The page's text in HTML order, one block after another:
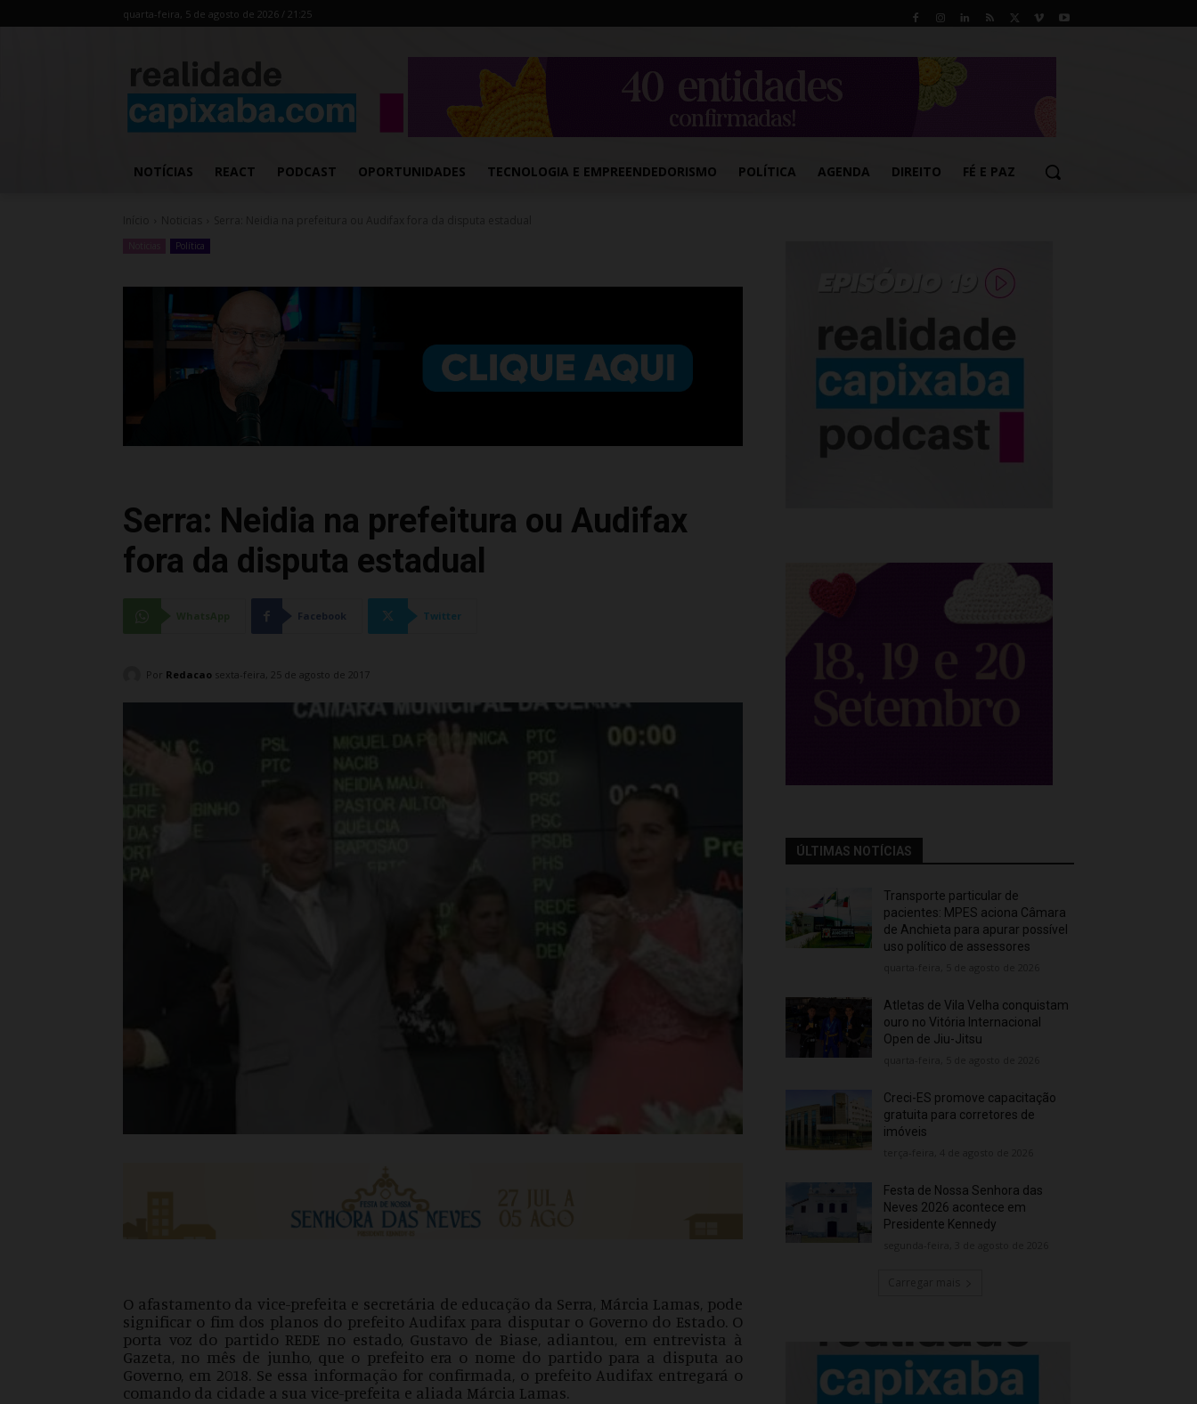
quarta-feira, 5 de agosto de 2026 / 21:25
NOTÍCIAS REACT PODCAST OPORTUNIDADES TECNOLOGIA E EMPREENDEDORISMO POLÍTICA AGENDA DIREITO FÉ E PAZ
Política
Serra: Neidia na prefeitura ou Audifax
fora da disputa estadual
Facebook Twitter
Por Redacao sexta-feira, 25 de agosto de 2017
O afastamento da vice-prefeita e secretária de educação da Serra, Márcia Lamas, pode
significar o fim dos planos do prefeito Audifax para disputar o Governo do Estado. O
porta voz do partido REDE no estado, Gustavo de Biase, adiantou, em entrevista à
Gazeta, no mês de junho, que o prefeito era o nome do partido para a disputa ao
Governo, em 2018. Se essa informação for confirmada, o prefeito Audifax entregará o
comando da cidade a sua vice-prefeita e aliada Márcia Lamas.
ÚLTIMAS NOTÍCIAS
Transporte particular de
pacientes: MPES aciona Câmara
de Anchieta para apurar possível
uso político de assessores
Atletas de Vila Velha conquistam
ouro no Vitória Internacional
Open de Jiu-Jitsu
Creci-ES promove capacitação
gratuita para corretores de
imóveis
Festa de Nossa Senhora das
Neves 2026 acontece em
Presidente Kennedy